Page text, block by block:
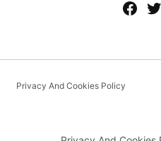
fb Tw
Privacy And Cookies Policy